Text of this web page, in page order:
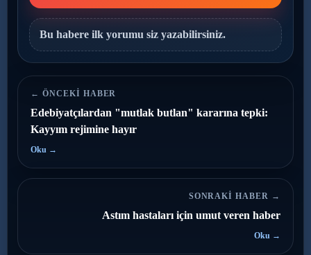
Bu habere ilk yorumu siz yazabilirsiniz.
← ÖNCEKI HABER
Edebiyatçılardan "mutlak butlan" kararına tepki:
Kayyım rejimine hayır
Oku →
SONRAKI HABER →
Astım hastaları için umut veren haber
Oku →